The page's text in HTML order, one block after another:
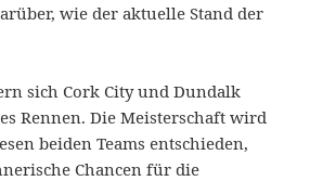
wie der aktuelle Stand der
sich Cork City und Dundalk
Rennen. Die Meisterschaft wird
beiden Teams entschieden,
Chancen für die